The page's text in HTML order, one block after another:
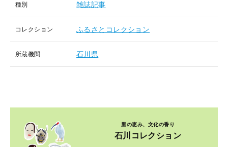
種別 雑誌記事
コレクション ふるさとコレクション
所蔵機関 石川県
里の恵み、文化の香り
石川コレクション